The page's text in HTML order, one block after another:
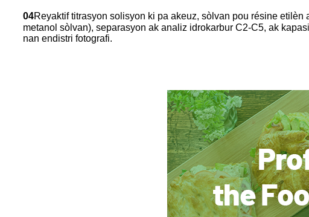
04Reyaktif titrasyon solisyon ki pa akeuz, sòlvan pou résine
metanol sòlvan), separasyon ak analiz idrokarbur C2-C5, ak
nan endistri fotografi.